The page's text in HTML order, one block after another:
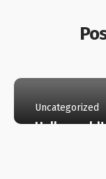
Uncategorized
Hello world!